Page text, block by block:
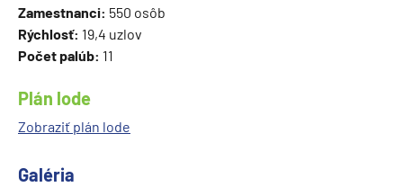
Zamestnanci: 550 osôb
Rýchlosť: 19,4 uzlov
Počet palúb: 11
Plán lode
Zobraziť plán lode
Galéria